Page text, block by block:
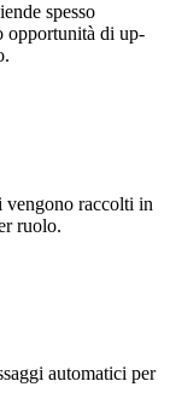
spesso
opportunità di up-
vengono raccolti in
ruolo.
automatici per